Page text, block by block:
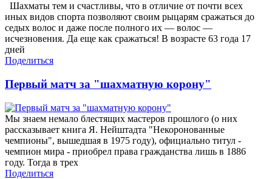
Шахматы тем и счастливы, что в отличие от почти всех
иных видов спорта позволяют своим рыцарям сражаться до
седых волос и даже после полного их — волос —
исчезновения. Да еще как сражаться! В возрасте 63 года 17
дней
Поделиться
Первый матч за "шахматную корону"
Мы знаем немало блестящих мастеров прошлого (о них
рассказывает книга Я. Нейштадта "Некоронованные
чемпионы", вышедшая в 1975 году), официально титул -
чемпион мира - приобрел права гражданства лишь в 1886
году. Тогда в трех
Поделиться